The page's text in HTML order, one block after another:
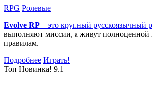
RPG Ролевые
Evolve RP – это крупный русскоязычный
выполняют миссии, а живут полноценной
правилам.
Подробнее Играть!
Топ Новинка! 9.1